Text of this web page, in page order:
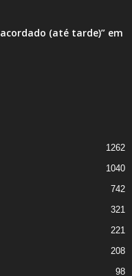
(até tarde)” em
1262
1040
742
321
221
208
98